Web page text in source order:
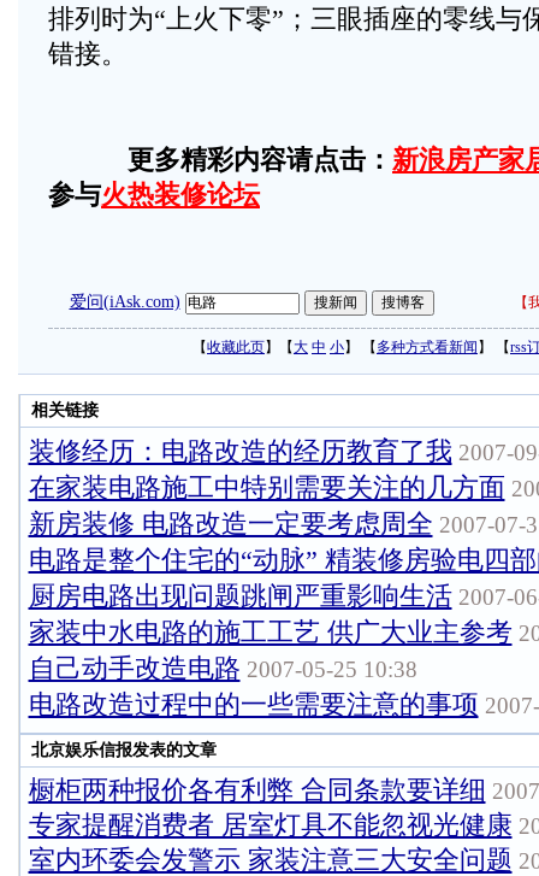
排列时为“上火下零”；三眼插座的零线与
错接。
更多精彩内容请点击： 新浪房产家
参与火热装修论坛
爱问(iAsk.com) 【
【收藏此页】【大 中 小】 【 多种方式看新闻 】 【rss
相关链接
装修经历：电路改造的经历教育了我 2007-
在家装电路施工中特别需要关注的几方面
新房装修 电路改造一定要考虑周全 2007-07-
电路是整个住宅的“动脉” 精装修房验电四
厨房电路出现问题跳闸严重影响生活2007-
家装中水电路的施工工艺 供广大业主参考
自己动手改造电路 2007-05-25 10:38
电路改造过程中的一些需要注意的事项
北京娱乐信报发表的文章
橱柜两种报价各有利弊 合同条款要详细
专家提醒消费者 居室灯具不能忽视光健康
室内环委会发警示 家装注意三大安全问题